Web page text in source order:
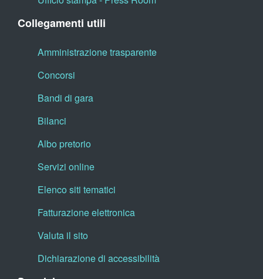
Collegamenti utili
Amministrazione trasparente
Concorsi
Bandi di gara
Bilanci
Albo pretorio
Servizi online
Elenco siti tematici
Fatturazione elettronica
Valuta il sito
Dichiarazione di accessibilità